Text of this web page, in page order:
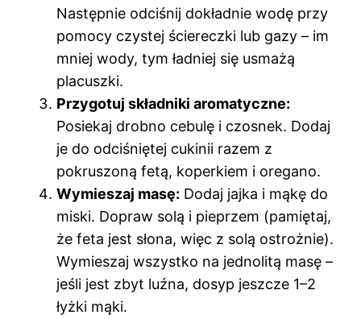
Następnie odciśnij dokładnie wodę przy
pomocy czystej ściereczki lub gazy – im
mniej wody, tym ładniej się usmażą
placuszki.
Przygotuj składniki aromatyczne:
Posiekaj drobno cebulę i czosnek. Dodaj
je do odciśniętej cukinii razem z
pokruszoną fetą, koperkiem i oregano.
Wymieszaj masę: Dodaj jajka i mąkę do
miski. Dopraw solą i pieprzem (pamiętaj,
że feta jest słona, więc z solą ostrożnie).
Wymieszaj wszystko na jednolitą masę –
jeśli jest zbyt luźna, dosyp jeszcze 1–2
łyżki mąki.